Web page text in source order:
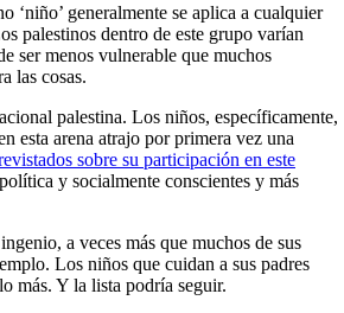
generalmente se aplica a cualquier
palestinos dentro de este grupo varían
ser menos vulnerable que muchos
las cosas.
palestina. Los niños, específicamente,
esta arena atrajo por primera vez una
sobre su participación en este
y socialmente conscientes y más
a veces más que muchos de sus
Los niños que cuidan a sus padres
más. Y la lista podría seguir.